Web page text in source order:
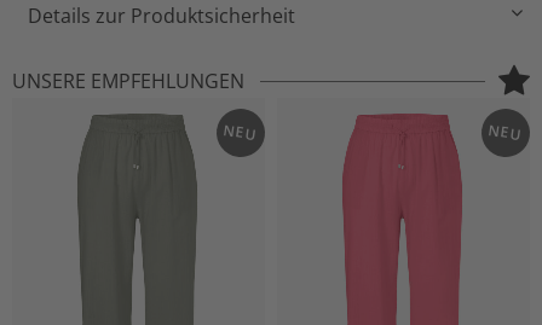
Details zur Produktsicherheit
UNSERE EMPFEHLUNGEN
NEU NEU